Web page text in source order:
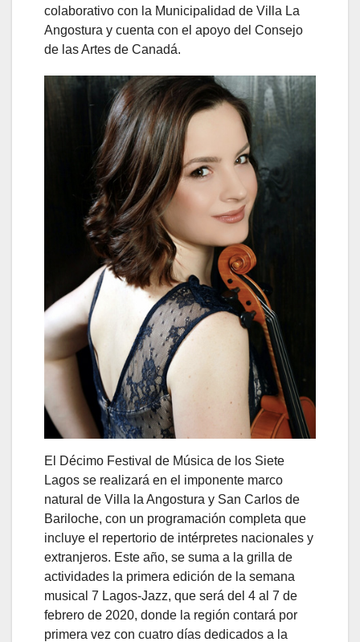
colaborativo con la Municipalidad de Villa La
Angostura y cuenta con el apoyo del Consejo
de las Artes de Canadá.
El Décimo Festival de Música de los Siete
Lagos se realizará en el imponente marco
natural de Villa la Angostura y San Carlos de
Bariloche, con un programación completa que
incluye el repertorio de intérpretes nacionales y
extranjeros. Este año, se suma a la grilla de
actividades la primera edición de la semana
musical 7 Lagos-Jazz, que será del 4 al 7 de
febrero de 2020, donde la región contará por
primera vez con cuatro días dedicados a la